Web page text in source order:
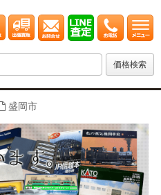
盛岡市